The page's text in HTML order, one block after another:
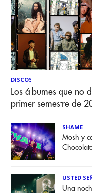
DISCOS
Los álbumes que no
primer semestre de
SHAME
Mosh y
Chocolate
USTED
Una